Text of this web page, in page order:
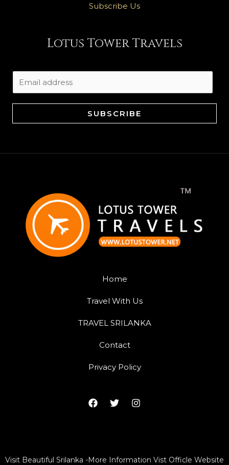
Subscribe Us
Lotus Tower Travels
m
a
SUBSCRIBE
Home
Travel With Us
TRAVEL SRILANKA
Contact
Privacy Policy
Visit Beautiful Srilanka -More Information Vist Officle Website